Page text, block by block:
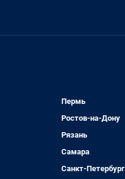
Пермь
Ростов-на-Дону
Рязань
Самара
Санкт-Петербург